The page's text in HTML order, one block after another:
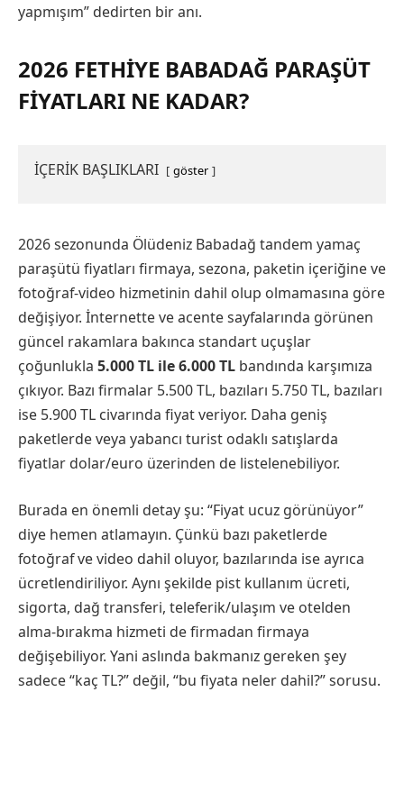
yapmışım” dedirten bir anı.
2026 FETHIYE BABADAĞ PARAŞÜT
FIYATLARI NE KADAR?
İÇERİK BAŞLIKLARI göster
2026 sezonunda Ölüdeniz Babadağ tandem yamaç
paraşütü fiyatları firmaya, sezona, paketin içeriğine ve
fotoğraf-video hizmetinin dahil olup olmamasına göre
değişiyor. İnternette ve acente sayfalarında görünen
güncel rakamlara bakınca standart uçuşlar
çoğunlukla 5.000 TL ile 6.000 TL bandında karşımıza
çıkıyor. Bazı firmalar 5.500 TL, bazıları 5.750 TL, bazıları
ise 5.900 TL civarında fiyat veriyor. Daha geniş
paketlerde veya yabancı turist odaklı satışlarda
fiyatlar dolar/euro üzerinden de listelenebiliyor.
Burada en önemli detay şu: “Fiyat ucuz görünüyor”
diye hemen atlamayın. Çünkü bazı paketlerde
fotoğraf ve video dahil oluyor, bazılarında ise ayrıca
ücretlendiriliyor. Aynı şekilde pist kullanım ücreti,
sigorta, dağ transferi, teleferik/ulaşım ve otelden
alma-bırakma hizmeti de firmadan firmaya
değişebiliyor. Yani aslında bakmanız gereken şey
sadece “kaç TL?” değil, “bu fiyata neler dahil?” sorusu.